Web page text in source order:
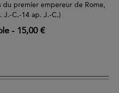
du premier empereur de Rome,
J.-C.-14 ap. J.-C.)
- 15,00 €